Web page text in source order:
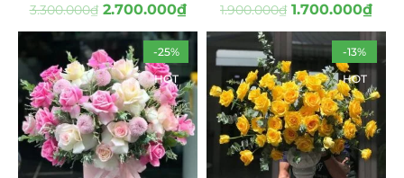
3.300.000₫ 2.700.000₫ 1.900.000₫ 1.700.000₫
-25%
HOT
-13%
HOT